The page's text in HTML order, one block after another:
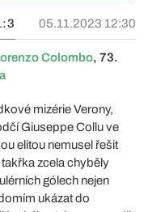
05.11.2023 12:30
Colombo, 73.
mizérie Verony,
Giuseppe Collu ve
elitou nemusel řešit
zcela chyběly
gólech nejen
ukázat do